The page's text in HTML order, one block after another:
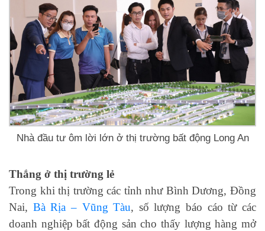
Nhà đầu tư ôm lời lớn ở thị trường bất động Long An
Thắng ở thị trường lẻ
Trong khi thị trường các tỉnh như Bình Dương, Đồng
Nai, Bà Rịa – Vũng Tàu, số lượng báo cáo từ các
doanh nghiệp bất động sản cho thấy lượng hàng mở